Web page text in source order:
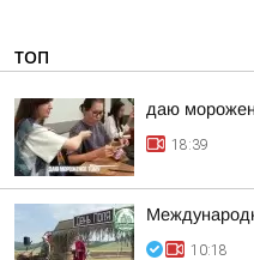
ТОП
даю
18:39
10:18